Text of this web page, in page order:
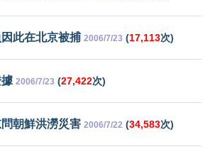
此在北京被捕 2006/7/23 (17,113次)
2006/7/23 (27,422次)
朝鮮洪澇災害 2006/7/22 (34,583次)